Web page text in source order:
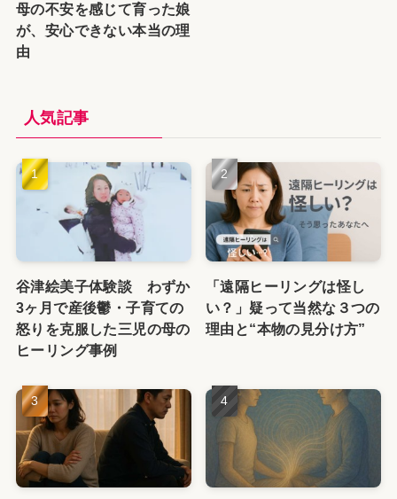
母の不安を感じて育った娘
が、安心できない本当の理
由
人気記事
谷津絵美子体験談 わずか
3ヶ月で産後鬱・子育ての
怒りを克服した三児の母の
ヒーリング事例
「遠隔ヒーリングは怪し
い？」疑って当然な３つの
理由と“本物の見分け方”